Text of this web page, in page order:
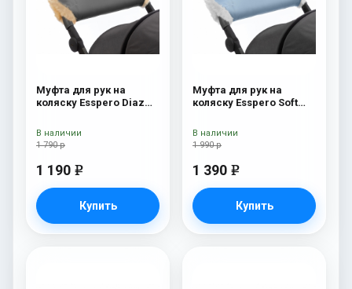
Муфта для рук на
коляску Esspero Diaz
Grey
1 790 р
1 190 e
Купить
В наличии
Муфта для рук на
коляску Esspero Soft
1 990 р
1 390 e
Купить
В наличии